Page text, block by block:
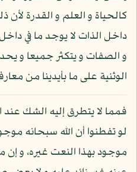
كالحياة و العلم و القدرة
داخل الذات لا يوجد ما في
و الصفات و يتكثر جميعا و
الوثنية على ما بأيدينا من
فمما لا يتطرق إليه الشك عند
لو تفطنوا أن الله سبحانه
موجود بهذا النعت غيره، و